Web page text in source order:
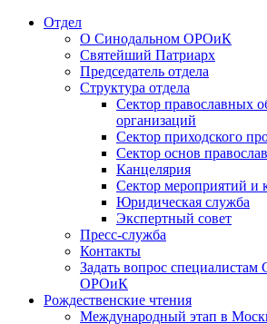
Отдел
О Синодальном ОРОиК
Святейший Патриарх
Председатель отдела
Структура отдела
Сектор православных
организаций
Сектор приходского
Сектор основ
Канцелярия
Сектор мероприятий и
Юридическая служба
Экспертный совет
Пресс-служба
Контакты
Задать вопрос специалистам
ОРОиК
Рождественские чтения
Международный этап в